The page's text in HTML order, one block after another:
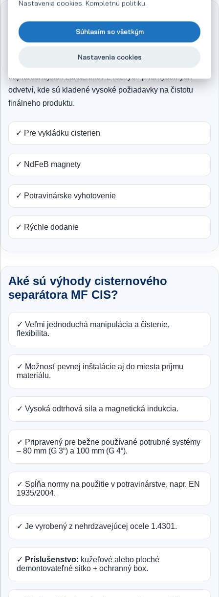
pre cisterny (MF CIS)
najnáročnejších zákazníkov z rôznych priemyselných
odvetví, kde sú kladené vysoké požiadavky na čistotu
finálneho produktu.
✓ Pre vykládku cisterien
✓ NdFeB magnety
✓ Potravinárske vyhotovenie
✓ Rýchle dodanie
Aké sú výhody cisternového
separátora MF CIS?
✓ Veľmi jednoduchá manipulácia a čistenie,
flexibilita.
✓ Možnosť pevnej inštalácie aj do miesta príjmu
materiálu.
✓ Vysoká odtrhová sila a magnetická indukcia.
✓ Pripravený pre bežne používané potrubné systémy
– 80 mm (G 3“) a 100 mm (G 4“).
✓ Spĺňa normy na použitie v potravinárstve, napr. EN
1935/2004.
✓ Je vyrobený z nehrdzavejúcej ocele 1.4301.
✓ Príslušenstvo: kužeľové alebo ploché
demontovateľné sitko + ochranný box.
Nastavenia cookies. Kompletnú politiku.
Súhlasím so všetkým
Nastavenia cookies